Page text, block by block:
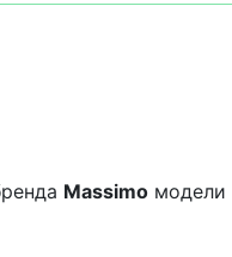
Massimo модели